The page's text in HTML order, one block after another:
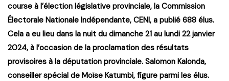
course à l’élection législative provinciale, la Commission
Électorale Nationale Indépendante, CENI, a publié 688 élus.
Cela a eu lieu dans la nuit du dimanche 21 au lundi 22 janvier
2024, à l’occasion de la proclamation des résultats
provisoires à la députation provinciale. Salomon Kalonda,
conseiller spécial de Moïse Katumbi, figure parmi les élus.